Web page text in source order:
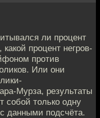
ли процент
процент негров-
против
Или они
Мурза, результаты
собой только одну
данными подсчёта.